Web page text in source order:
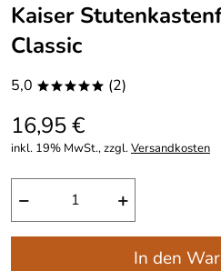
Kaiser
Classic
5,0 ***** (2)
16,95 €
inkl. 19% MwSt., zzgl.Versandkosten
− +
In den